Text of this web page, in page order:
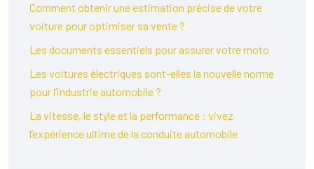
Comment obtenir une estimation précise de votre
voiture pour optimiser sa vente ?
Les documents essentiels pour assurer votre moto
Les voitures électriques sont-elles la nouvelle norme
pour l’industrie automobile ?
La vitesse, le style et la performance : vivez
l’expérience ultime de la conduite automobile